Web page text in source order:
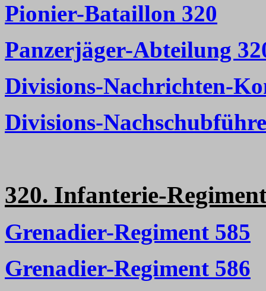
Pionier-Bataillon 320
Panzerjäger-Abteilung
Divisions-Nachrichten-
Divisions-
320. Infanterie-
Grenadier-Regiment 585
Grenadier-Regiment 586